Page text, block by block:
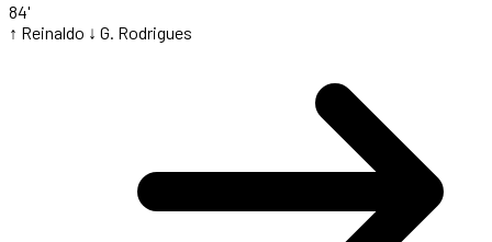
84'
↑ Reinaldo ↓ G. Rodrigues